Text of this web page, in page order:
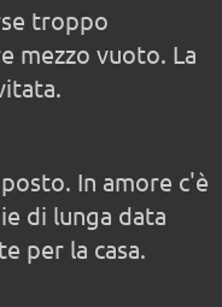
troppo
mezzo vuoto. La
In amore c'è
di lunga data
per la casa.